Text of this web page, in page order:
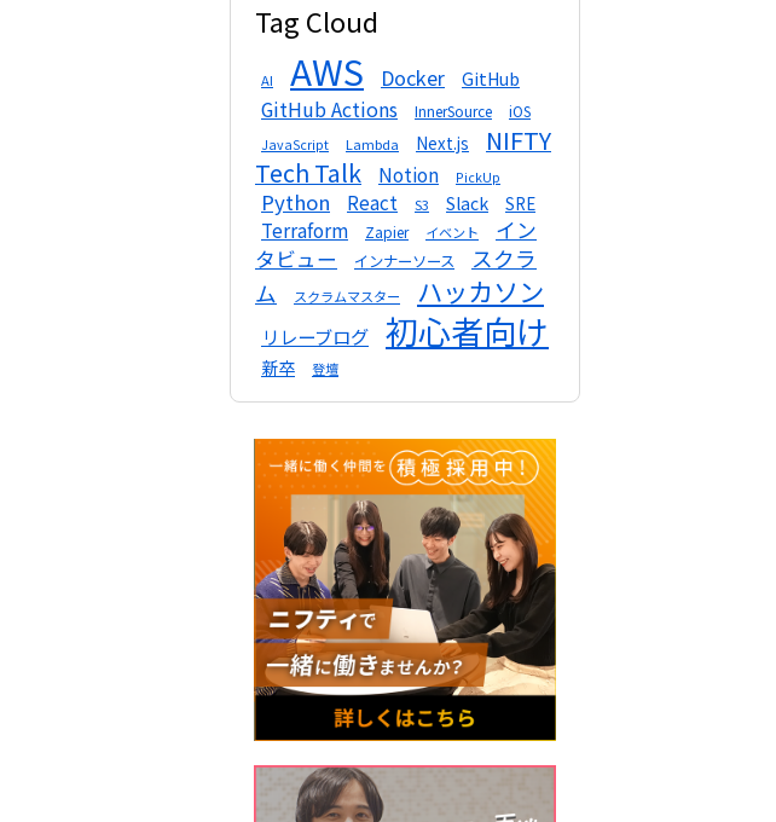
Tag Cloud
AI AWS Docker GitHub
GitHub Actions InnerSource iOS
JavaScript Lambda Next.js
NIFTY
Tech Talk
Notion PickUp
Python React S3 Slack SRE
Terraform Zapier イベント
イン
タビュー
インナーソース
スクラ
ム
スクラムマスター ハッカソン
リレーブログ 初心者向け
新卒 登壇